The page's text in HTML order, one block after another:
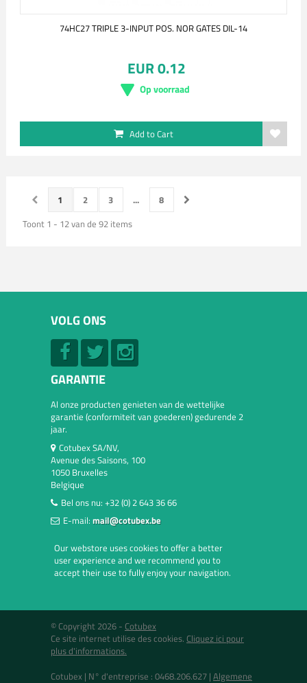
74HC27 TRIPLE 3-INPUT POS. NOR GATES DIL-14
EUR 0.12
Op voorraad
Add to Cart
1 2 3 ...
8
Toont 1 - 12 van de 92 items
VOLG ONS
GARANTIE
Al onze producten genieten van de wettelijke
garantie (conformiteit van goederen) gedurende 2
jaar.
Cotubex SA/NV,
Avenue des Saisons, 100
1050 Bruxelles
Belgique
Bel ons nu: +32 (0) 2 643 36 66
E-mail: mail@cotubex.be
Our webstore uses cookies to offer a better
user experience and we recommend you to
accept their use to fully enjoy your navigation.
© Copyright 2026 - Cotubex
Ce site internet utilise des cookies. Cliquez ici pour
plus d'informations.
Cotubex | N° d'entreprise : 0468.206.627 | Algemene